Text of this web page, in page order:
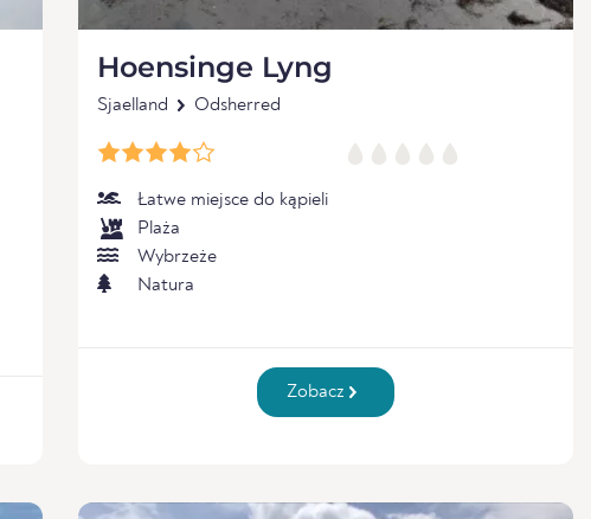
Hoensinge Lyng
Sjaelland Odsherred
Łatwe miejsce do kąpieli
Plaża
Wybrzeże
Natura
Zobacz